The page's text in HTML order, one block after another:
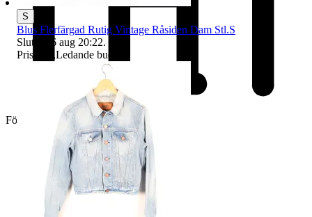
Företag
S
Blus Flerfärgad Rutig Vintage Råsiden Dam Stl.S
Sluttid
16 aug 20:22.
Pris:
,Ledande bud